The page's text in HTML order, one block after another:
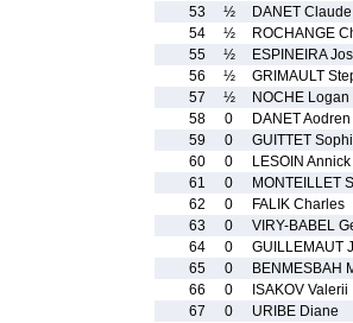
53
½
DANET Claude
54
½
ROCHANGE
55
½
ESPINEIRA
56
½
GRIMAULT
57
½
NOCHE Logan
58
0
DANET Aodren
59
0
GUITTET
60
0
LESOIN Annick
61
0
MONTEILLET
62
0
FALIK Charles
63
0
VIRY-BABEL
64
0
GUILLEMAUT
65
0
BENMESBAH
66
0
ISAKOV Valerii
67
0
URIBE Diane